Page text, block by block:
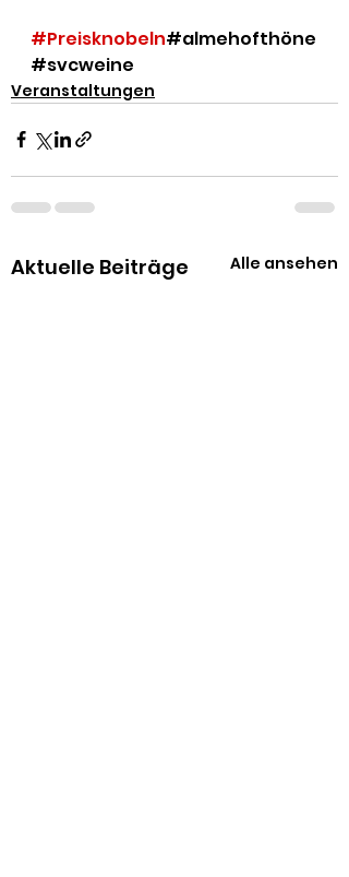
#Preisknobeln#almehofthöne
#svcweine
Veranstaltungen
Aktuelle Beiträge Alle ansehen